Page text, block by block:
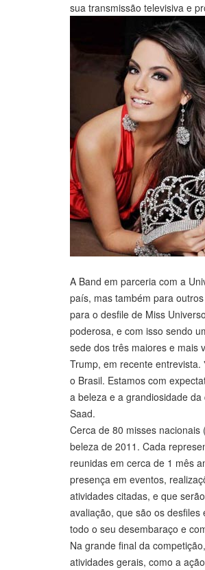
sua transmissão televisiva e
A Band em parceria com a
país, mas também para
para o desfile de Miss
poderosa, e com isso sendo
sede dos três maiores e mais
Trump, em recente
o Brasil. Estamos com
a beleza e a grandiosidade
Saad.
Cerca de 80 misses
beleza de 2011. Cada
reunidas em cerca de 1 mês
presença em eventos,
atividades citadas, e que
avaliação, que são os
todo o seu desembaraço e
Na grande final da
atividades gerais, como a